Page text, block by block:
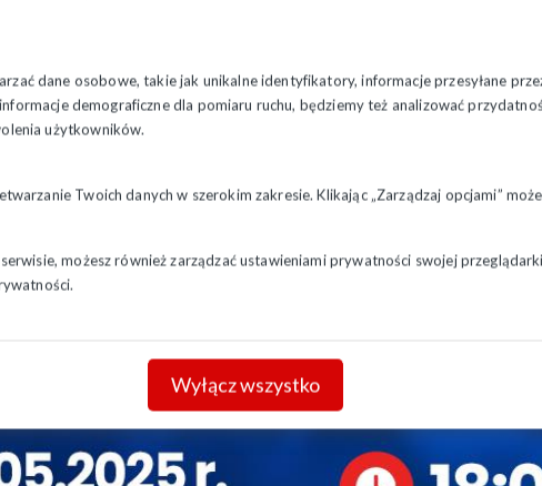
dane osobowe, takie jak unikalne identyfikatory, informacje przesyłane
demograficzne dla pomiaru ruchu, będziemy też analizować
użytkowników.
Twoich danych w szerokim zakresie. Klikając „Zarządzaj opcjami”
możesz również zarządzać ustawieniami prywatności swojej
Wyłącz wszystko